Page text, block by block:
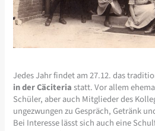
Jedes Jahr findet am 27.12. das
in der Cäciteriastatt. Vor allem
Schüler, aber auch Mitglieder des
ungezwungen zu Gespräch, Getränk
Bei Interesse lässt sich auch eine